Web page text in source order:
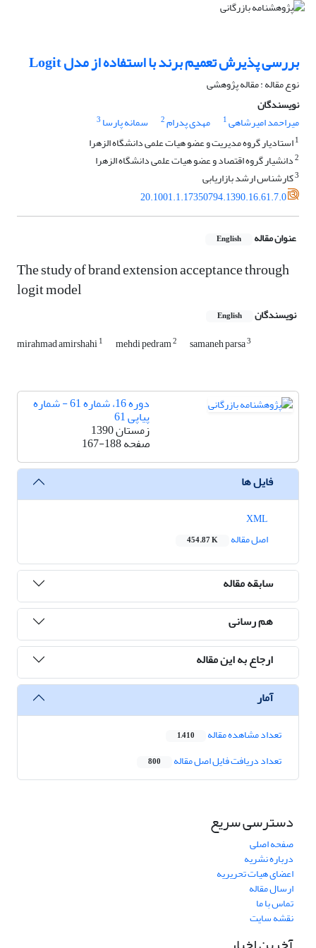
بررسی پذیرش تعمیم برند با استفاده از مدل Logit
نوع مقاله : مقاله پژوهشی
نویسندگان
میراحمد امیرشاهی1 مهدی پدرام2 سمانه پارسا 3
1استادیار گروه مدیریت و عضو هیات علمی دانشگاه الزهرا
2دانشیار گروه اقتصاد و عضو هیات علمی دانشگاه الزهرا
3کارشناس ارشد بازاریابی
20.1001.1.17350794.1390.16.61.7.0
عنوان مقاله English
The study of brand extension acceptance through
logit model
نویسندگان English
mirahmad amirshahi1 mehdi pedram2 samaneh parsa3
دوره 16، شماره 61 - شماره
پیاپی 61
زمستان 1390
صفحه167-188
فایل ها
اصل مقاله
454.87 K
سابقه مقاله
هم رسانی
ارجاع به این مقاله
آمار
تعداد مشاهده مقاله 1,410
تعداد دریافت فایل اصل مقاله 800
دسترسی سریع
صفحه اصلی
درباره نشریه
اعضای هیات تحریریه
ارسال مقاله
تماس با ما
نقشه سایت